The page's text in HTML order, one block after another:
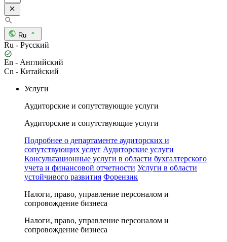
Ru
Ru - Русский
En - Английский
Cn - Китайский
Услуги
Аудиторские и сопутствующие услуги
Аудиторские и сопутствующие услуги
Подробнее о департаменте аудиторских и
сопутствующих услуг Аудиторские услуги
Консультационные услуги в области бухгалтерского
учета и финансовой отчетности Услуги в области
устойчивого развития Форензик
Налоги, право, управление персоналом и
сопровождение бизнеса
Налоги, право, управление персоналом и
сопровождение бизнеса